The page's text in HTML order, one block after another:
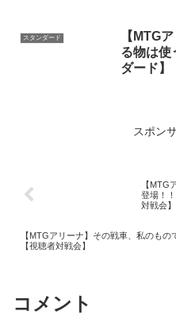
スタンダード
【MTG
る物は使
ダード】
スポン
【MTG
登場！
対戦会】
【MTGアリーナ】その戦車、私のもの
【視聴者対戦会】
コメント